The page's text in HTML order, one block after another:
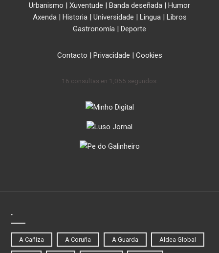
Urbanismo | Xuventude | Banda deseñada | Humor
Axenda| Historia| Universidade | Lingua| Libros
Gastronomía | Deporte
Contacto | Privacidade | Cookies
16 consultas en 1,055 segundos.
.
A Cañiza A Coruña A Guarda Aldea Global